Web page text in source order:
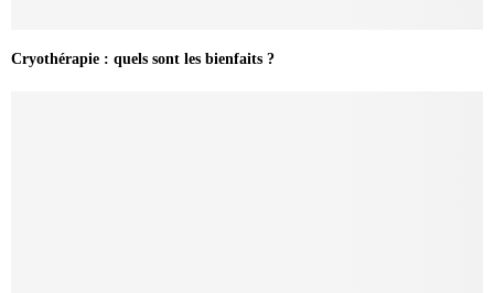
Cryothérapie : quels sont les bienfaits ?